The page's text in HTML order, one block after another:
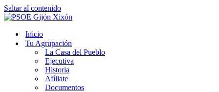
Saltar al contenido
Inicio
Tu Agrupación
La Casa del Pueblo
Ejecutiva
Historia
Afíliate
Documentos